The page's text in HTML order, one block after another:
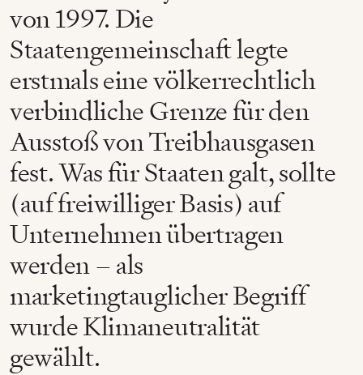
von 1997. Die
Staatengemeinschaft legte
erstmals eine völkerrechtlich
verbindliche Grenze für den
Ausstoß von Treibhausgasen
fest. Was für Staaten galt, sollte
(auf freiwilliger Basis) auf
Unternehmen übertragen
werden – als
marketingtauglicher Begriff
wurde Klimaneutralität
gewählt.